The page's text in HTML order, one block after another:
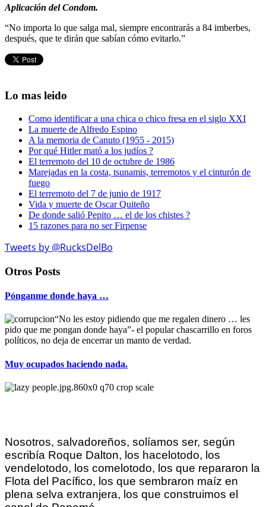
Aplicación del Condom.
“No importa lo que salga mal, siempre encontrarás a 84 imberbes,
después, que te dirán que sabían cómo evitarlo.”
Lo mas leido
Como identificar a una chica o chico fresa en el siglo XXI
La muerte de Alfredo Espino
A la memoria de Canuto (1955 - 2015)
Por qué Hitler mató a los judíos ?
El terremoto del 10 de octubre de 1986
Marejadas en la costa, tsunamis, terremotos y el cinturón de
fuego
El terremoto del 7 de junio de 1917
Vida y muerte de Oscar Quiteño
De donde salió Pepito … el de los chistes ?
15 razones para no ser Firpense
Tweets by @RucksDelBo
Otros Posts
Pónganme donde haya …
“No les estoy pidiendo que me regalen dinero … les
pido que me pongan donde haya”- el popular chascarrillo en foros
políticos, no deja de encerrar un manto de verdad.
Muy ocupados haciendo nada.
Nosotros, salvadoreños, solíamos ser, según
escribía Roque Dalton, los hacelotodo, los
vendelotodo, los comelotodo, los que repararon la
Flota del Pacífico, los que sembraron maíz en
plena selva extranjera, los que construimos el